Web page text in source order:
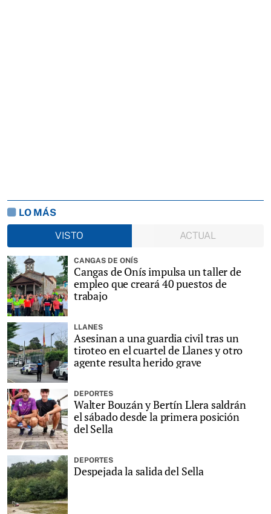
LO MÁS
VISTO
ACTUAL
CANGAS DE ONÍS
Cangas de Onís impulsa un taller de
empleo que creará 40 puestos de
trabajo
LLANES
Asesinan a una guardia civil tras un
tiroteo en el cuartel de Llanes y otro
agente resulta herido grave
DEPORTES
Walter Bouzán y Bertín Llera saldrán
el sábado desde la primera posición
del Sella
DEPORTES
Despejada la salida del Sella